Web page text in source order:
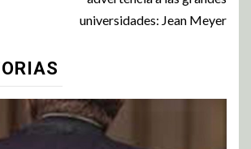
universidades: Jean Meyer